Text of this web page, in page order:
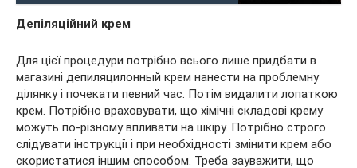
Депіляційний крем
Для цієї процедури потрібно всього лише придбати в
магазині депиляцилонный крем нанести на проблемну
ділянку і почекати певний час. Потім видалити лопаткою
крем. Потрібно враховувати, що хімічні складові крему
можуть по-різному впливати на шкіру. Потрібно строго
слідувати інструкції і при необхідності змінити крем або
скористатися іншим способом. Треба зауважити, що